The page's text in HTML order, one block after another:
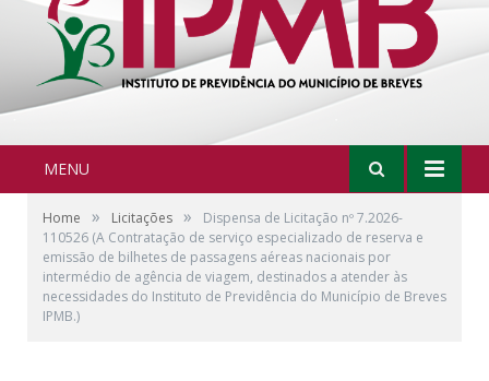
MENU
Home » Licitações »
Dispensa de Licitação nº 7.2026-
110526 (A Contratação de serviço especializado de reserva e
emissão de bilhetes de passagens aéreas nacionais por
intermédio de agência de viagem, destinados a atender às
necessidades do Instituto de Previdência do Município de Breves
IPMB.)